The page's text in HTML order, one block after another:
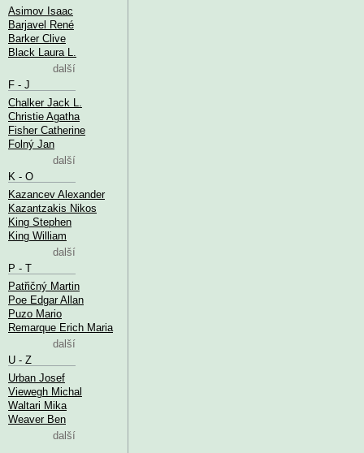
Asimov Isaac
Barjavel René
Barker Clive
Black Laura L.
další
F - J
Chalker Jack L.
Christie Agatha
Fisher Catherine
Folný Jan
další
K - O
Kazancev Alexander
Kazantzakis Nikos
King Stephen
King William
další
P - T
Patřičný Martin
Poe Edgar Allan
Puzo Mario
Remarque Erich Maria
další
U - Z
Urban Josef
Viewegh Michal
Waltari Mika
Weaver Ben
další